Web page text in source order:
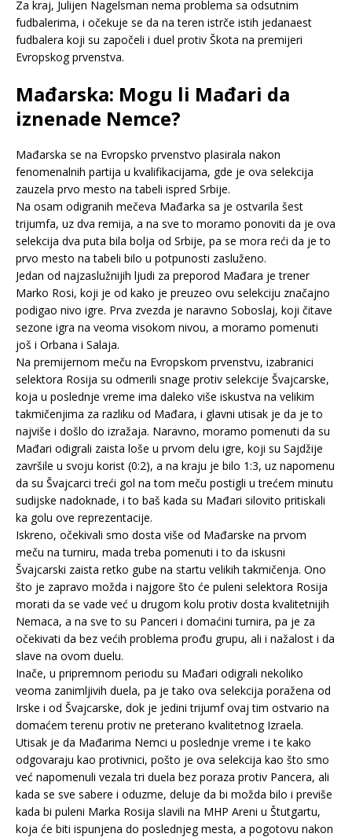
Za kraj, Julijen Nagelsman nema problema sa odsutnim
fudbalerima, i očekuje se da na teren istrče istih jedanaest
fudbalera koji su započeli i duel protiv Škota na premijeri
Evropskog prvenstva.
Mađarska: Mogu li Mađari da
iznenade Nemce?
Mađarska se na Evropsko prvenstvo plasirala nakon
fenomenalnih partija u kvalifikacijama, gde je ova selekcija
zauzela prvo mesto na tabeli ispred Srbije.
Na osam odigranih mečeva Mađarka sa je ostvarila šest
trijumfa, uz dva remija, a na sve to moramo ponoviti da je ova
selekcija dva puta bila bolja od Srbije, pa se mora reći da je to
prvo mesto na tabeli bilo u potpunosti zasluženo.
Jedan od najzaslužnijih ljudi za preporod Mađara je trener
Marko Rosi, koji je od kako je preuzeo ovu selekciju značajno
podigao nivo igre. Prva zvezda je naravno Soboslaj, koji čitave
sezone igra na veoma visokom nivou, a moramo pomenuti
još i Orbana i Salaja.
Na premijernom meču na Evropskom prvenstvu, izabranici
selektora Rosija su odmerili snage protiv selekcije Švajcarske,
koja u poslednje vreme ima daleko više iskustva na velikim
takmičenjima za razliku od Mađara, i glavni utisak je da je to
najviše i došlo do izražaja. Naravno, moramo pomenuti da su
Mađari odigrali zaista loše u prvom delu igre, koji su Sajdžije
završile u svoju korist (0:2), a na kraju je bilo 1:3, uz napomenu
da su Švajcarci treći gol na tom meču postigli u trećem minutu
sudijske nadoknade, i to baš kada su Mađari silovito pritiskali
ka golu ove reprezentacije.
Iskreno, očekivali smo dosta više od Mađarske na prvom
meču na turniru, mada treba pomenuti i to da iskusni
Švajcarski zaista retko gube na startu velikih takmičenja. Ono
što je zapravo možda i najgore što će puleni selektora Rosija
morati da se vade već u drugom kolu protiv dosta kvalitetnijih
Nemaca, a na sve to su Panceri i domaćini turnira, pa je za
očekivati da bez većih problema prođu grupu, ali i nažalost i da
slave na ovom duelu.
Inače, u pripremnom periodu su Mađari odigrali nekoliko
veoma zanimljivih duela, pa je tako ova selekcija poražena od
Irske i od Švajcarske, dok je jedini trijumf ovaj tim ostvario na
domaćem terenu protiv ne preterano kvalitetnog Izraela.
Utisak je da Mađarima Nemci u poslednje vreme i te kako
odgovaraju kao protivnici, pošto je ova selekcija kao što smo
već napomenuli vezala tri duela bez poraza protiv Pancera, ali
kada se sve sabere i oduzme, deluje da bi možda bilo i previše
kada bi puleni Marka Rosija slavili na MHP Areni u Štutgartu,
koja će biti ispunjena do poslednjeg mesta, a pogotovu nakon